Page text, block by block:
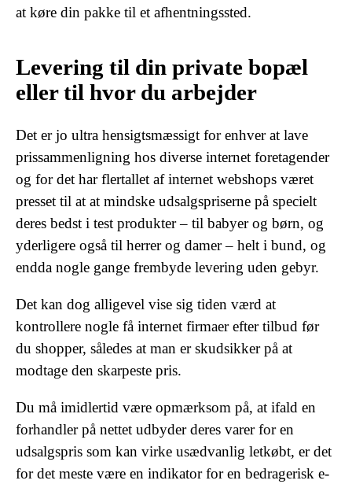
at køre din pakke til et afhentningssted.
Levering til din private bopæl
eller til hvor du arbejder
Det er jo ultra hensigtsmæssigt for enhver at lave
prissammenligning hos diverse internet foretagender
og for det har flertallet af internet webshops været
presset til at at mindske udsalgspriserne på specielt
deres bedst i test produkter – til babyer og børn, og
yderligere også til herrer og damer – helt i bund, og
endda nogle gange frembyde levering uden gebyr.
Det kan dog alligevel vise sig tiden værd at
kontrollere nogle få internet firmaer efter tilbud før
du shopper, således at man er skudsikker på at
modtage den skarpeste pris.
Du må imidlertid være opmærksom på, at ifald en
forhandler på nettet udbyder deres varer for en
udsalgspris som kan virke usædvanlig letkøbt, er det
for det meste være en indikator for en bedragerisk e-